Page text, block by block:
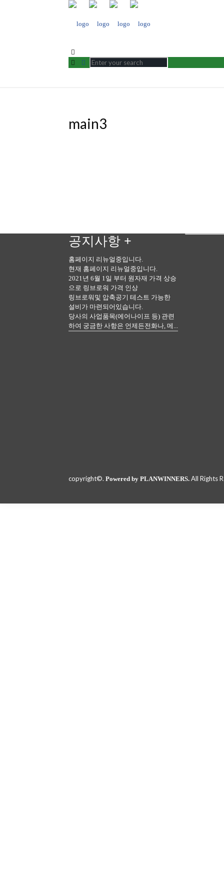
main3
공지사항 +
홈페이지 리뉴얼중입니다.
현재 홈페이지 리뉴얼중입니다.
2021년 6월 1일 부터 원자재 가격 상승
으로 링브로워 가격 인상
링브로워및 압축공기 테스트 가능한
설비가 마련되어있습니다.
당사의 사업품목(에어나이프 등) 관련
하여 궁금한 사항은 언제든전화나, 메...
copyright©. Powered by PLANWINNERS. All Rights